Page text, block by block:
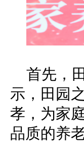
首先，
示，田园
孝，为家
品质的养